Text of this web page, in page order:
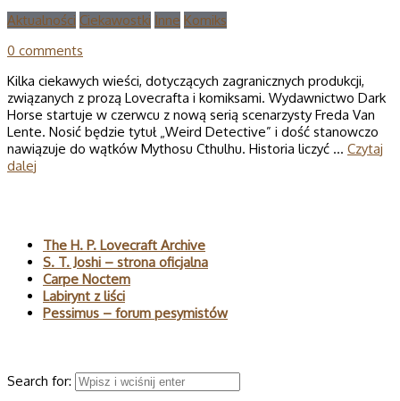
Aktualności Ciekawostki Inne Komiks
0 comments
Kilka ciekawych wieści, dotyczących zagranicznych produkcji,
związanych z prozą Lovecrafta i komiksami. Wydawnictwo Dark
Horse startuje w czerwcu z nową serią scenarzysty Freda Van
Lente. Nosić będzie tytuł „Weird Detective” i dość stanowczo
nawiązuje do wątków Mythosu Cthulhu. Historia liczyć … Czytaj
dalej
The H. P. Lovecraft Archive
S. T. Joshi – strona oficjalna
Carpe Noctem
Labirynt z liści
Pessimus – forum pesymistów
Search for: